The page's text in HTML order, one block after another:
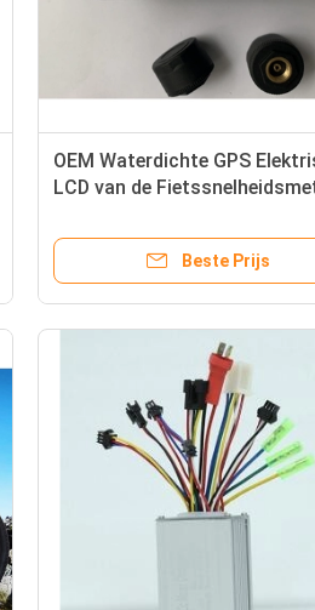
OEM Waterdichte GPS
LCD van de
Beste Prijs